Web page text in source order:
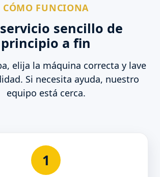
CÓMO FUNCIONA
sencillo de
principio a fin
elija la máquina correcta y lave
Si necesita ayuda, nuestro
equipo está cerca.
1